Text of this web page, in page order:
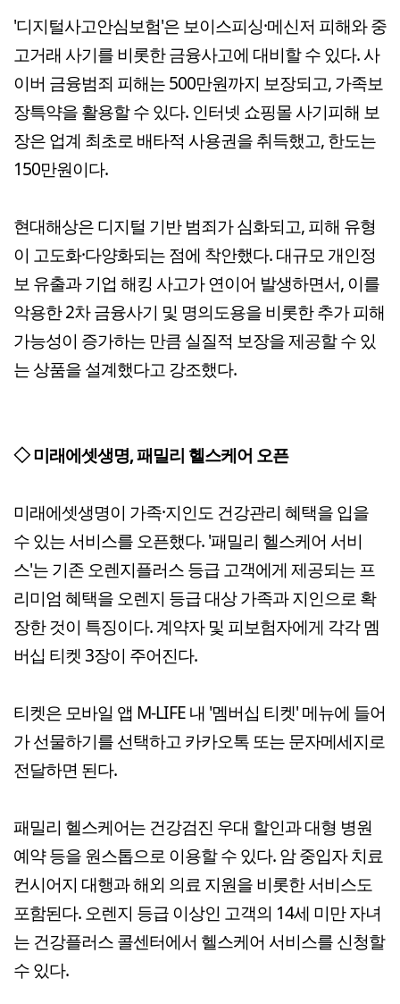
'디지털사고안심보험'은 보이스피싱·메신저 피해와 중
고거래 사기를 비롯한 금융사고에 대비할 수 있다. 사
이버 금융범죄 피해는 500만원까지 보장되고, 가족보
장특약을 활용할 수 있다. 인터넷 쇼핑몰 사기피해 보
장은 업계 최초로 배타적 사용권을 취득했고, 한도는
150만원이다.
현대해상은 디지털 기반 범죄가 심화되고, 피해 유형
이 고도화·다양화되는 점에 착안했다. 대규모 개인정
보 유출과 기업 해킹 사고가 연이어 발생하면서, 이를
악용한 2차 금융사기 및 명의도용을 비롯한 추가 피해
가능성이 증가하는 만큼 실질적 보장을 제공할 수 있
는 상품을 설계했다고 강조했다.
◇ 미래에셋생명, 패밀리 헬스케어 오픈
미래에셋생명이 가족·지인도 건강관리 혜택을 입을
수 있는 서비스를 오픈했다. '패밀리 헬스케어 서비
스'는 기존 오렌지플러스 등급 고객에게 제공되는 프
리미엄 혜택을 오렌지 등급 대상 가족과 지인으로 확
장한 것이 특징이다. 계약자 및 피보험자에게 각각 멤
버십 티켓 3장이 주어진다.
티켓은 모바일 앱 M-LIFE 내 '멤버십 티켓' 메뉴에 들어
가 선물하기를 선택하고 카카오톡 또는 문자메세지로
전달하면 된다.
패밀리 헬스케어는 건강검진 우대 할인과 대형 병원
예약 등을 원스톱으로 이용할 수 있다. 암 중입자 치료
컨시어지 대행과 해외 의료 지원을 비롯한 서비스도
포함된다. 오렌지 등급 이상인 고객의 14세 미만 자녀
는 건강플러스 콜센터에서 헬스케어 서비스를 신청할
수 있다.